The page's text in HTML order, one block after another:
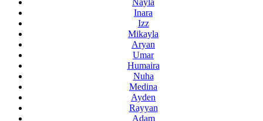
Inara
Izz
Mikayla
Aryan
Umar
Humaira
Nuha
Medina
Ayden
Rayyan
Adam